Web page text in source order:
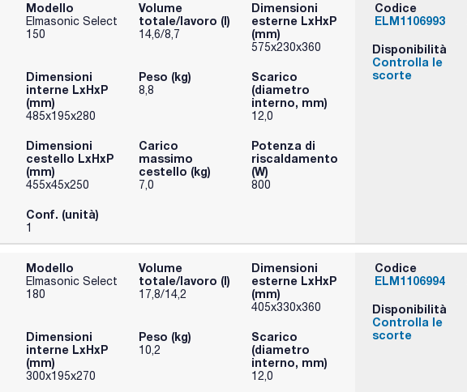
Modello
Elmasonic Select
150
Volume
totale/lavoro (l)
14,6/8,7
Dimensioni
esterne LxHxP
(mm)
575x230x360
Dimensioni
interne LxHxP
(mm)
485x195x280
Peso (kg)
8,8
Scarico
(diametro
interno, mm)
12,0
Dimensioni
cestello LxHxP
(mm)
455x45x250
Carico
massimo
cestello (kg)
7,0
Potenza di
riscaldamento
(W)
800
Conf. (unità)
1
Codice
ELM1106993
Disponibilità
Controlla le
scorte
Modello
Elmasonic Select
180
Volume
totale/lavoro (l)
17,8/14,2
Dimensioni
esterne LxHxP
(mm)
405x330x360
Dimensioni
interne LxHxP
(mm)
300x195x270
Peso (kg)
10,2
Scarico
(diametro
interno, mm)
12,0
Codice
ELM1106994
Disponibilità
Controlla le
scorte